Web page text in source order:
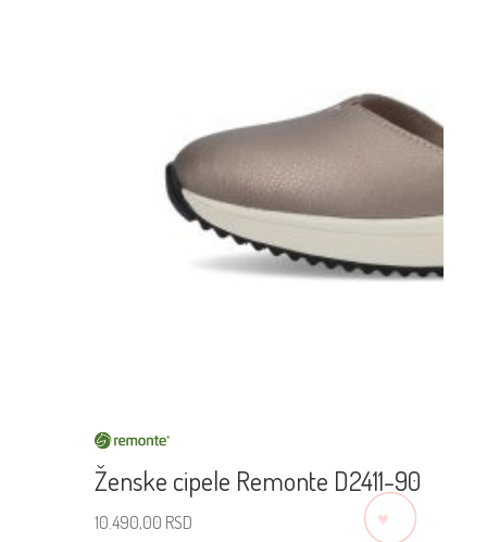
Ženske cipele Remonte D2411-90
10.490,00 RSD